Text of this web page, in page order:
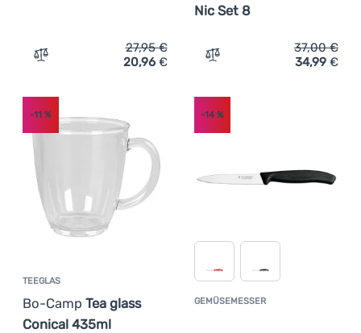
Zum Vergleich 'Grillrost Easy Camp Campfire Grill
27,95€
20,96 €
Nic Set 8
Zum Vergleich
37,00€
34,99 €
TEEGLAS
Bo-Camp Tea glass
Conical 435ml
-11 %
GEMÜSEMESSER
-14%